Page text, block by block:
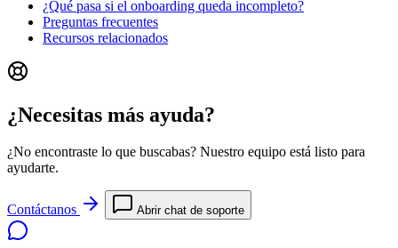
¿Qué pasa si el onboarding queda incompleto?
Preguntas frecuentes
Recursos relacionados
¿Necesitas más ayuda?
¿No encontraste lo que buscabas? Nuestro equipo está listo para
ayudarte.
Contáctanos Abrir chat de soporte